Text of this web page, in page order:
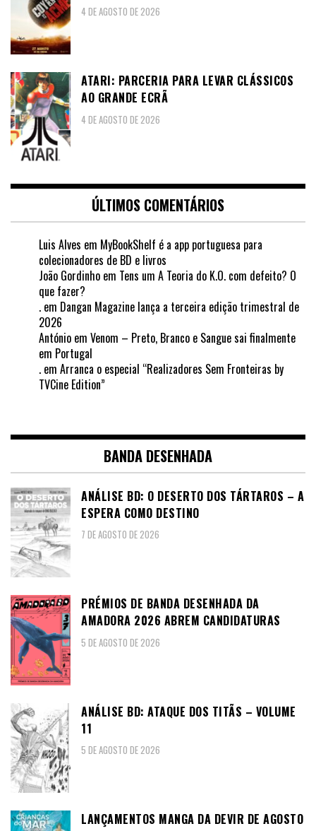
4 DE AGOSTO DE 2026
ATARI: PARCERIA PARA LEVAR CLÁSSICOS
AO GRANDE ECRÃ
4 DE AGOSTO DE 2026
ÚLTIMOS COMENTÁRIOS
Luis Alves em MyBookShelf é a app portuguesa para
colecionadores de BD e livros
João Gordinho em Tens um A Teoria do K.O. com defeito? O
que fazer?
. em Dangan Magazine lança a terceira edição trimestral de
2026
António em Venom – Preto, Branco e Sangue sai finalmente
em Portugal
. em Arranca o especial “Realizadores Sem Fronteiras by
TVCine Edition”
BANDA DESENHADA
ANÁLISE BD: O DESERTO DOS TÁRTAROS – A
ESPERA COMO DESTINO
7 DE AGOSTO DE 2026
PRÉMIOS DE BANDA DESENHADA DA
AMADORA 2026 ABREM CANDIDATURAS
5 DE AGOSTO DE 2026
ANÁLISE BD: ATAQUE DOS TITÃS – VOLUME
11
5 DE AGOSTO DE 2026
LANÇAMENTOS MANGA DA DEVIR DE AGOSTO